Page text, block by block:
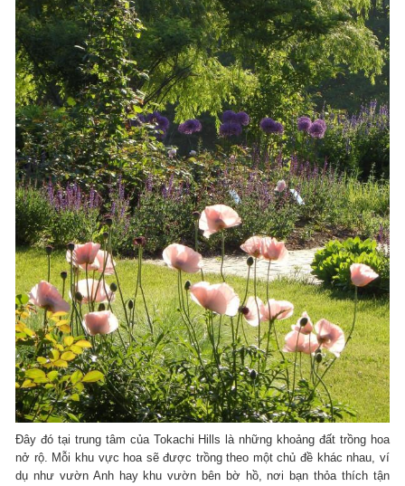
Đây đó tại trung tâm của Tokachi Hills là những khoảng đất trồng hoa
nở rộ. Mỗi khu vực hoa sẽ được trồng theo một chủ đề khác nhau, ví
dụ như vườn Anh hay khu vườn bên bờ hồ, nơi bạn thỏa thích tận